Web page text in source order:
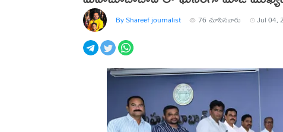
By Shareef journalist 76 చూసినవారు Jul 04,